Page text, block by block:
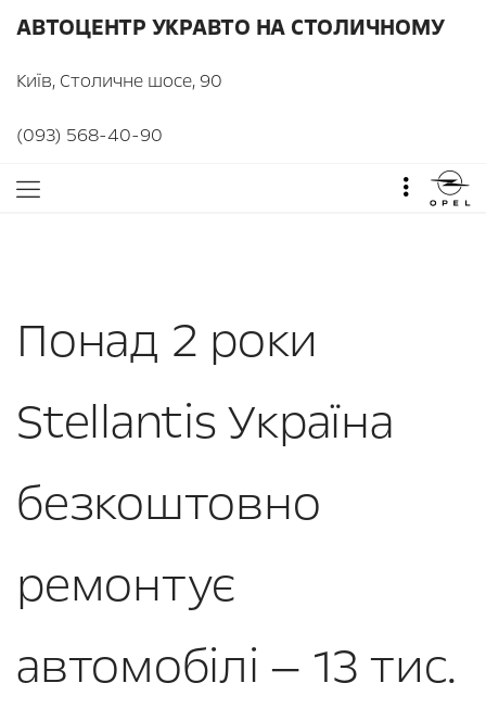
АВТОЦЕНТР УКРАВТО НА СТОЛИЧНОМУ
Київ, Столичне шосе, 90
(093) 568-40-90
Понад 2 роки
Stellantis Україна
безкоштовно
ремонтує
автомобілі — 13 тис.